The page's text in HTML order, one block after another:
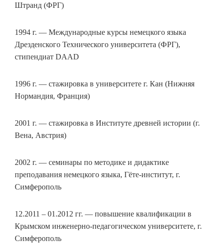
Штранд (ФРГ)
1994 г. — Международные курсы немецкого языка
Дрезденского Технического университета (ФРГ),
стипендиат DAAD
1996 г. — стажировка в университете г. Кан (Нижняя
Нормандия, Франция)
2001 г. — стажировка в Институте древней истории (г.
Вена, Австрия)
2002 г. — семинары по методике и дидактике
преподавания немецкого языка, Гёте-институт, г.
Симферополь
12.2011 – 01.2012 гг. — повышение квалификации в
Крымском инженерно-педагогическом университете, г.
Симферополь